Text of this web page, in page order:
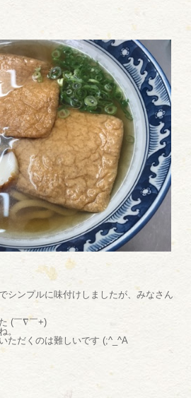
シンプルに味付けしましたが、みなさん
(￣∇￣+)
。
ただくのは難しいです (;^_^A